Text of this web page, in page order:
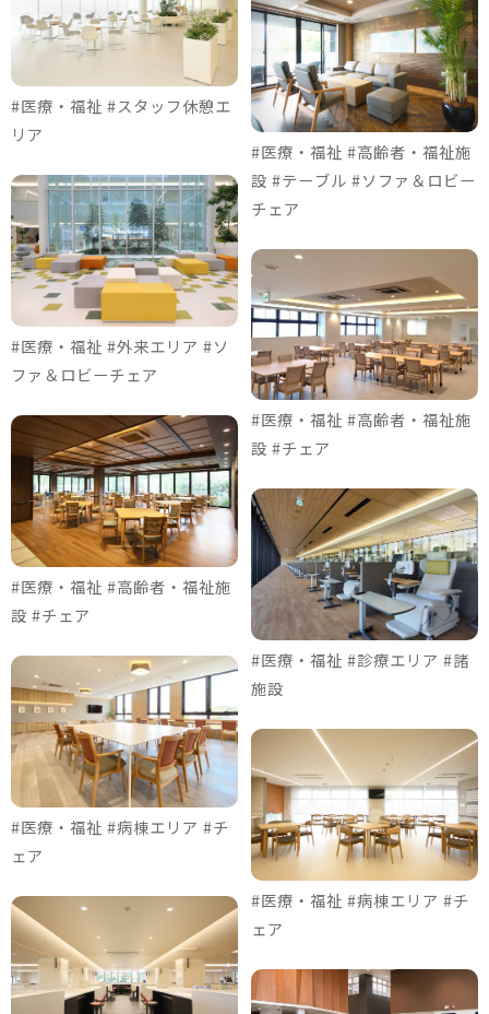
#医療・福祉 #スタッフ休憩エ
リア
#医療・福祉 #外来エリア #ソ
ファ＆ロビーチェア
#医療・福祉 #高齢者・福祉施
設 #チェア
#医療・福祉 #病棟エリア #チ
ェア
#医療・福祉 #高齢者・福祉施
設 #テーブル #ソファ＆ロビー
チェア
#医療・福祉 #高齢者・福祉施
設 #チェア
#医療・福祉 #診療エリア #諸
施設
#医療・福祉 #病棟エリア #チ
ェア